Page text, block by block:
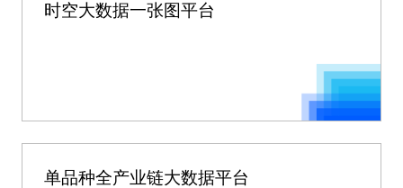
时空大数据一张图平台
单品种全产业链大数据平台